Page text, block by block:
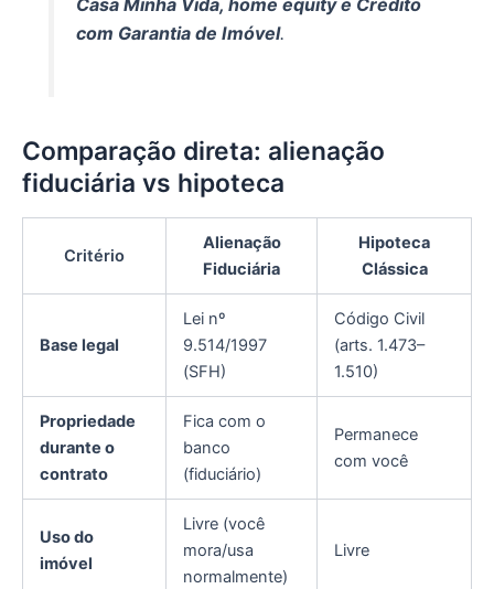
com Garantia de Imóvel.
Comparação direta: alienação
fiduciária vs hipoteca
Critério
Alienação
Fiduciária
Hipoteca
Clássica
Base legal
Lei nº
9.514/1997
(SFH)
Código Civil
(arts. 1.473–
1.510)
Propriedade
durante o
contrato
Fica com o
banco
(fiduciário)
Permanece
com você
Uso do
imóvel
Livre (você
mora/usa
normalmente)
Livre